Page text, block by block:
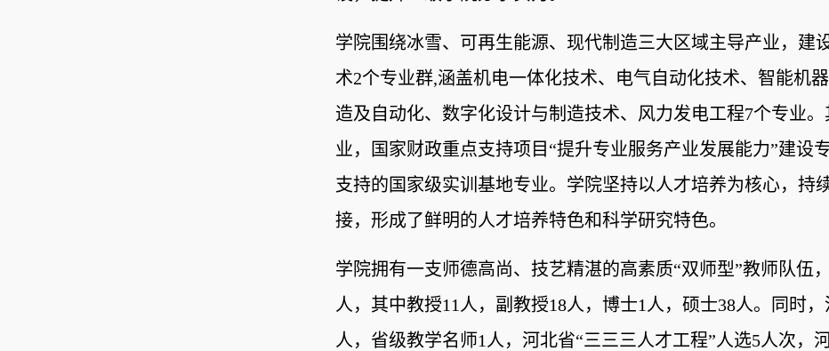
学院围绕冰雪、可再生能源、现代制造三大区域主导产业，建
术2个专业群,涵盖机电一体化技术、电气自动化技术、智能机
造及自动化、数字化设计与制造技术、风力发电工程7个专业
业，国家财政重点支持项目“提升专业服务产业发展能力”建设
支持的国家级实训基地专业。学院坚持以人才培养为核心，持
接，形成了鲜明的人才培养特色和科学研究特色。
学院拥有一支师德高尚、技艺精湛的高素质“双师型”教师队伍
人，其中教授11人，副教授18人，博士1人，硕士38人。同时
人，省级教学名师1人，河北省“三三三人才工程”人选5人次，